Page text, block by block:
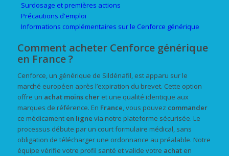
Surdosage et premières actions
Précautions d'emploi
Informations complémentaires sur le Cenforce générique
Comment acheter Cenforce générique
en France ?
Cenforce, un générique de Sildénafil, est apparu sur le
marché européen après l’expiration du brevet. Cette option
offre un achat moins cheret une qualité identique aux
marques de référence. En France, vous pouvez commander
ce médicament en ligne via notre plateforme sécurisée. Le
processus débute par un court formulaire médical, sans
obligation de télécharger une ordonnance au préalable. Notre
équipe vérifie votre profil santé et valide votre achaten